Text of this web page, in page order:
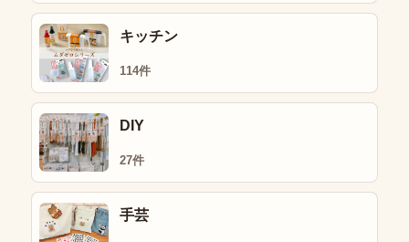
キッチン
114件
DIY
27件
手芸